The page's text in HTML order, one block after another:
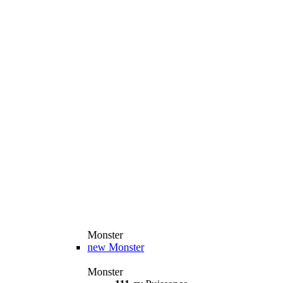
Monster
new Monster
Monster